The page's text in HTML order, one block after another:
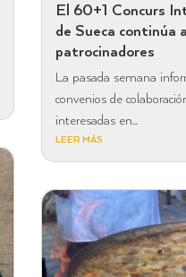
El 60+1 Concurs
de Sueca continúa
patrocinadores
La pasada semana
convenios de
interesadas en...
LEER MÁS